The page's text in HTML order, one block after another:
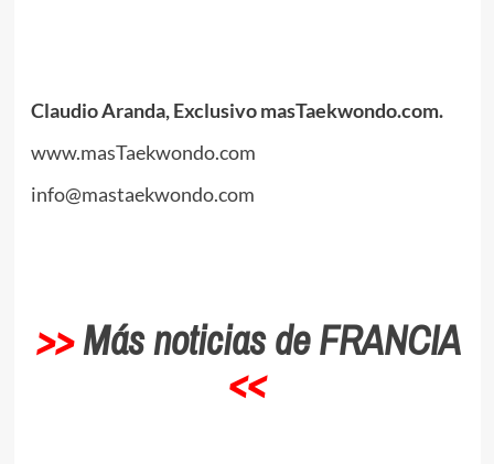
Claudio Aranda, Exclusivo masTaekwondo.com.
www.masTaekwondo.com
info@mastaekwondo.com
>>Más noticias de FRANCIA
<<